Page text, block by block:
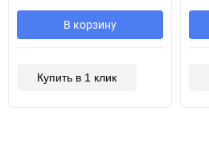
В корзину
Купить в 1 клик